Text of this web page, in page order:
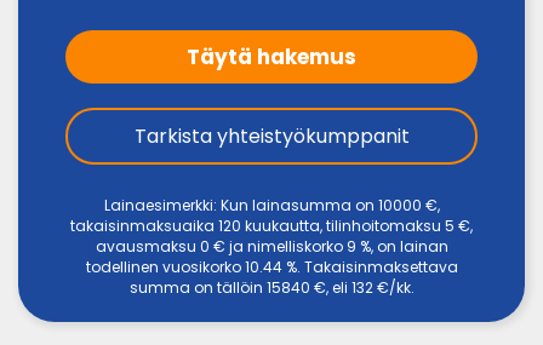
Täytä hakemus
Tarkista yhteistyökumppanit
Lainaesimerkki: Kun lainasumma on 10000 €,
takaisinmaksuaika 120 kuukautta, tilinhoitomaksu 5 €,
avausmaksu 0 € ja nimelliskorko 9 %, on lainan
todellinen vuosikorko 10.44 %. Takaisinmaksettava
summa on tällöin 15840 €, eli 132 €/kk.